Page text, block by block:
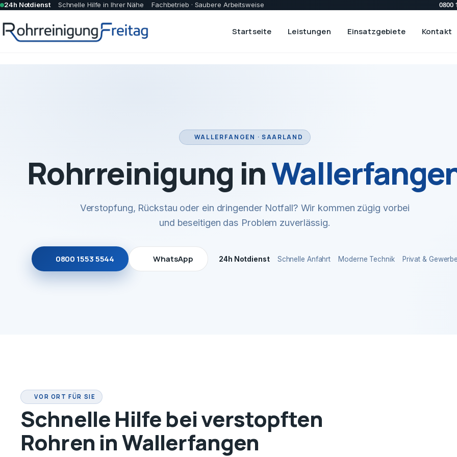
24h Notdienst Schnelle Hilfe in Ihrer Nähe Fachbetrieb · Saubere Arbeitsweise 0800
Startseite Leistungen Einsatzgebiete Kontakt
WALLERFANGEN · SAARLAND
Rohrreinigung in
Verstopfung, Rückstau oder ein dringender Notfall? Wir kommen zügig vorbei
und beseitigen das Problem zuverlässig.
0800 1553 5544 WhatsApp 24h Notdienst Schnelle Anfahrt Moderne Technik Privat &
VOR ORT FÜR SIE
Schnelle Hilfe bei verstopften
Rohren in Wallerfangen